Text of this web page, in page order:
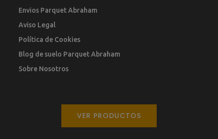
Envios Parquet Abraham
Aviso Legal
Política de Cookies
Blog de suelo Parquet Abraham
Sobre Nosotros
VER PRODUCTOS